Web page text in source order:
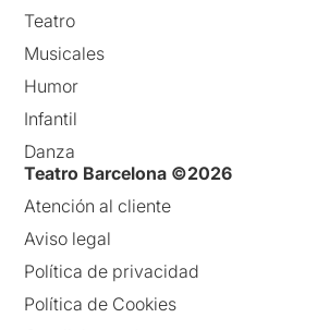
Teatro
Musicales
Humor
Infantil
Danza
Teatro Barcelona ©2026
Atención al cliente
Aviso legal
Política de privacidad
Política de Cookies